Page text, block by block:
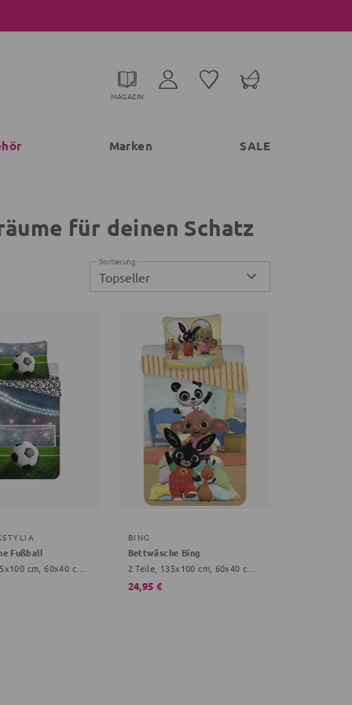
MAGAZIN
Marken SALE
für deinen Schatz
Sortierung
Topseller
Fußball
2 Teile, 135x100 cm, 60x40 cm, bunt
BING
Bettwäsche Bing
24,95 €